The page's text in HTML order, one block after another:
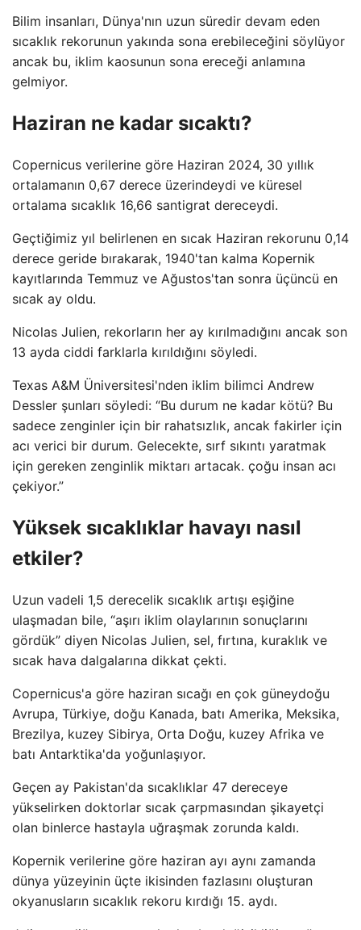
Bilim insanları, Dünya'nın uzun süredir devam eden
sıcaklık rekorunun yakında sona erebileceğini söylüyor
ancak bu, iklim kaosunun sona ereceği anlamına
gelmiyor.
Haziran ne kadar sıcaktı?
Copernicus verilerine göre Haziran 2024, 30 yıllık
ortalamanın 0,67 derece üzerindeydi ve küresel
ortalama sıcaklık 16,66 santigrat dereceydi.
Geçtiğimiz yıl belirlenen en sıcak Haziran rekorunu 0,14
derece geride bırakarak, 1940'tan kalma Kopernik
kayıtlarında Temmuz ve Ağustos'tan sonra üçüncü en
sıcak ay oldu.
Nicolas Julien, rekorların her ay kırılmadığını ancak son
13 ayda ciddi farklarla kırıldığını söyledi.
Texas A&M Üniversitesi'nden iklim bilimci Andrew
Dessler şunları söyledi: “Bu durum ne kadar kötü? Bu
sadece zenginler için bir rahatsızlık, ancak fakirler için
acı verici bir durum. Gelecekte, sırf sıkıntı yaratmak
için gereken zenginlik miktarı artacak. çoğu insan acı
çekiyor.”
Yüksek sıcaklıklar havayı nasıl
etkiler?
Uzun vadeli 1,5 derecelik sıcaklık artışı eşiğine
ulaşmadan bile, “aşırı iklim olaylarının sonuçlarını
gördük” diyen Nicolas Julien, sel, fırtına, kuraklık ve
sıcak hava dalgalarına dikkat çekti.
Copernicus'a göre haziran sıcağı en çok güneydoğu
Avrupa, Türkiye, doğu Kanada, batı Amerika, Meksika,
Brezilya, kuzey Sibirya, Orta Doğu, kuzey Afrika ve
batı Antarktika'da yoğunlaşıyor.
Geçen ay Pakistan'da sıcaklıklar 47 dereceye
yükselirken doktorlar sıcak çarpmasından şikayetçi
olan binlerce hastayla uğraşmak zorunda kaldı.
Kopernik verilerine göre haziran ayı aynı zamanda
dünya yüzeyinin üçte ikisinden fazlasını oluşturan
okyanusların sıcaklık rekoru kırdığı 15. aydı.